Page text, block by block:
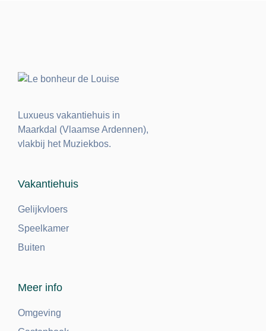
Luxueus vakantiehuis in
Maarkdal (Vlaamse Ardennen),
vlakbij het Muziekbos.
Vakantiehuis
Gelijkvloers
Speelkamer
Buiten
Meer info
Omgeving